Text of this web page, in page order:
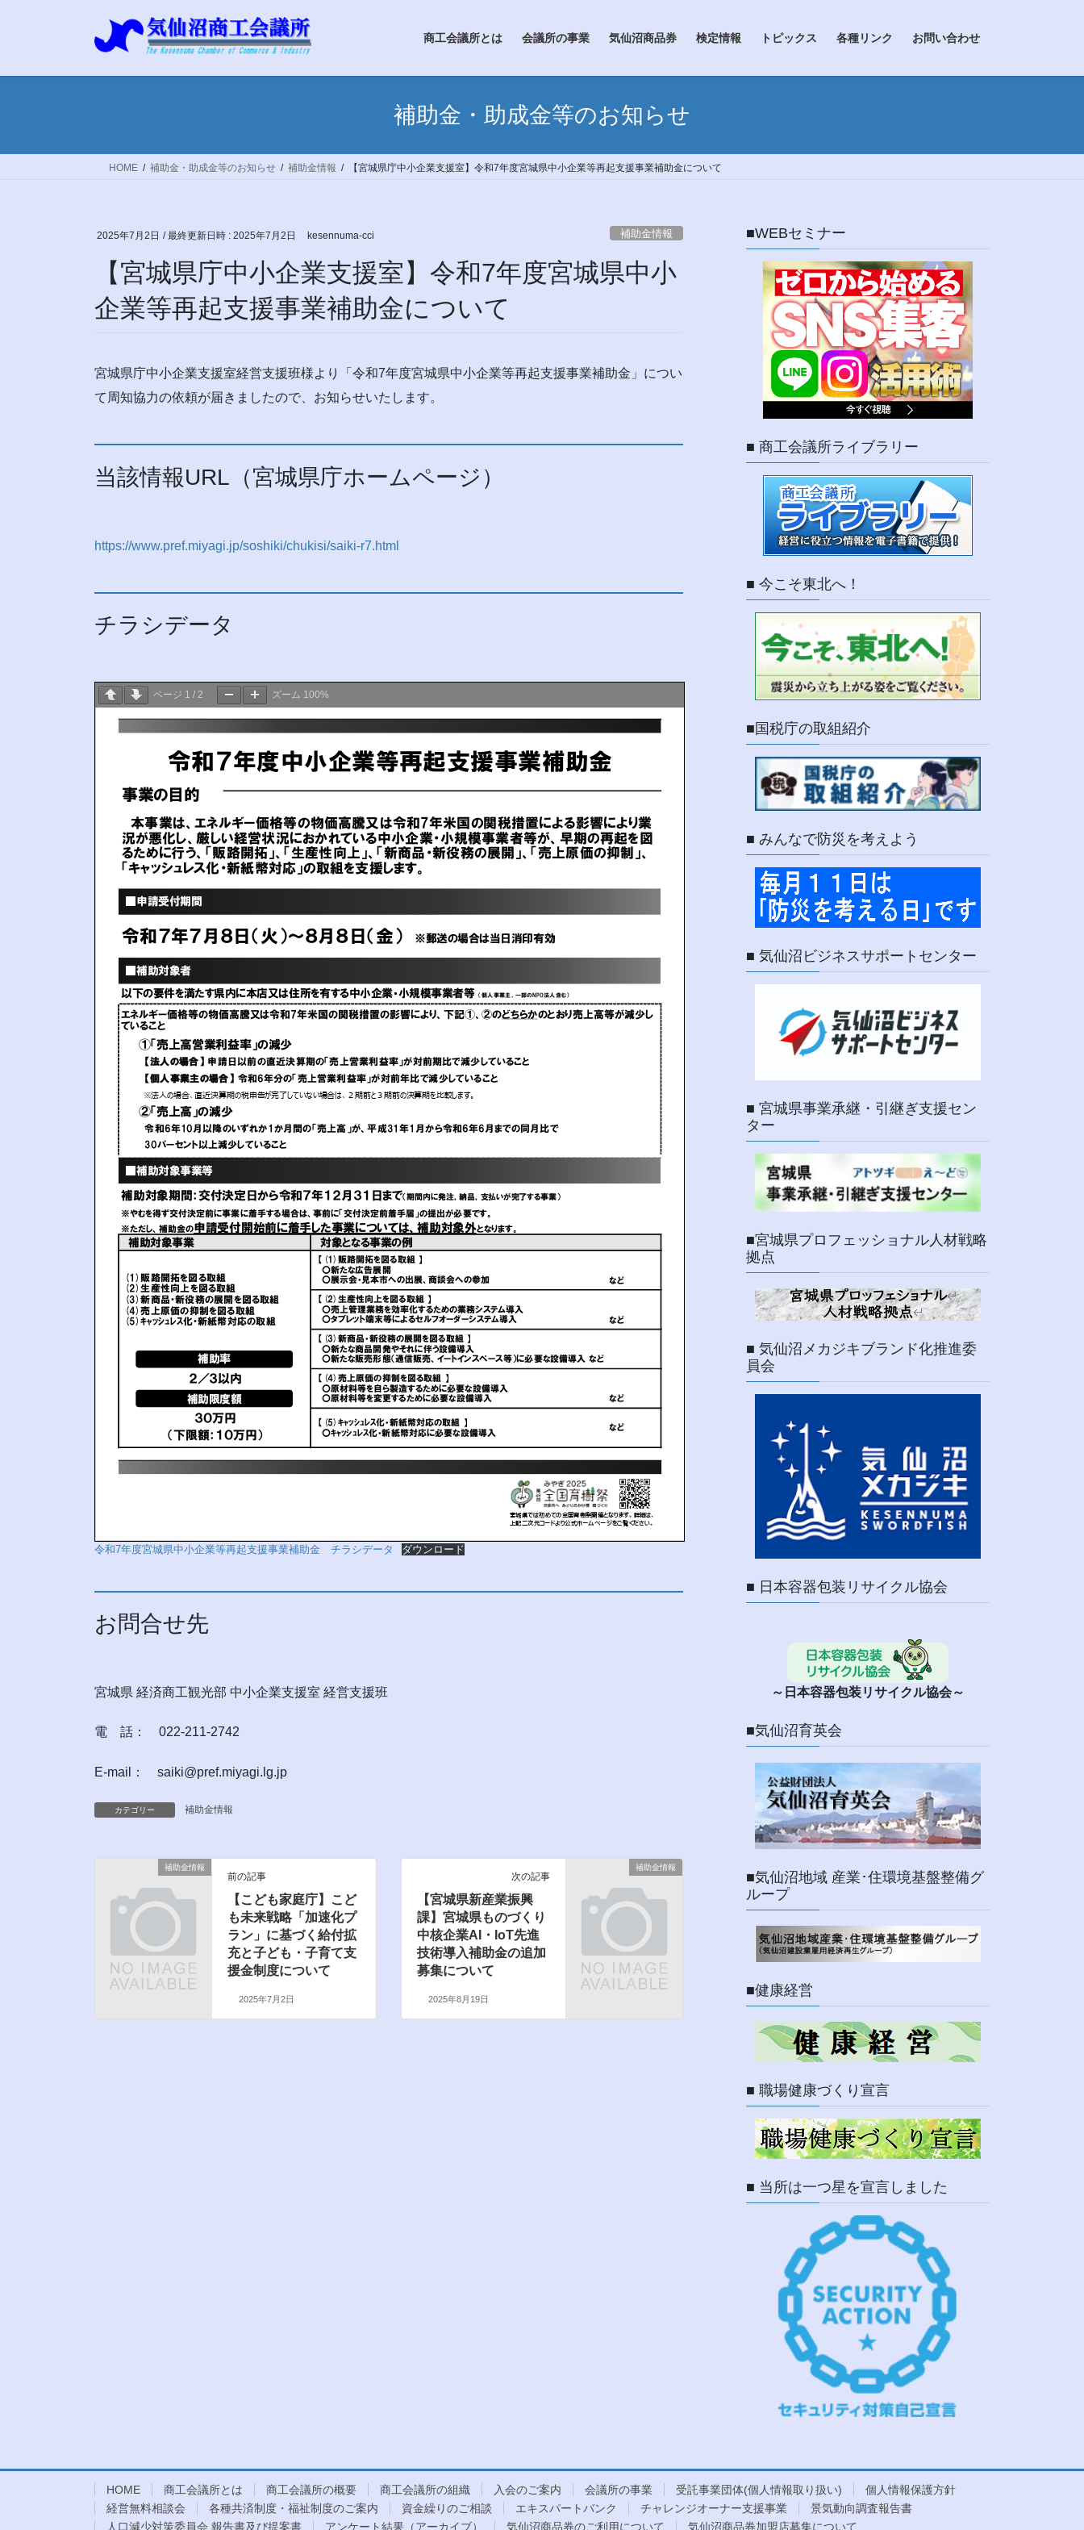
商工会議所とは 会議所の事業 気仙沼商品券 検定情報 トピックス 各種リンク お問い合わせ
補助金・助成金等のお知らせ
HOME 補助金・助成金等のお知らせ 補助金情報 【宮城県庁中小企業支援室】令和7年度宮城県中小企業等再起支援事業補助金について
2025年7月2日 / 最終更新日時 : 2025年7月2日 kesennuma-cci 補助金情報
【宮城県庁中小企業支援室】令和7年度宮城県中小
企業等再起支援事業補助金について
宮城県庁中小企業支援室経営支援班様より「令和7年度宮城県中小企業等再起支援事業補助金」につい
て周知協力の依頼が届きましたので、お知らせいたします。
当該情報URL（宮城県庁ホームページ）
https://www.pref.miyagi.jp/soshiki/chukisi/saiki-r7.html
チラシデータ
ページ 1 / 2 ズーム 100%
令和7年度宮城県中小企業等再起支援事業補助金 チラシデータ ダウンロード
お問合せ先
宮城県 経済商工観光部 中小企業支援室 経営支援班
電 話： 022-211-2742
E-mail： saiki@pref.miyagi.lg.jp
カテゴリー 補助金情報
補助金情報
前の記事
【こども家庭庁】こど
も未来戦略「加速化プ
ラン」に基づく給付拡
充と子ども・子育て支
援金制度について
2025年7月2日
補助金情報
次の記事
【宮城県新産業振興
課】宮城県ものづくり
中核企業AI・IoT先進
技術導入補助金の追加
募集について
2025年8月19日
■WEBセミナー
■ 商工会議所ライブラリー
■ 今こそ東北へ！
■国税庁の取組紹介
■ みんなで防災を考えよう
■ 気仙沼ビジネスサポートセンター
■ 宮城県事業承継・引継ぎ支援セン
ター
■宮城県プロフェッショナル人材戦略
拠点
■ 気仙沼メカジキブランド化推進委
員会
■ 日本容器包装リサイクル協会
～日本容器包装リサイクル協会～
■気仙沼育英会
■気仙沼地域 産業･住環境基盤整備グ
ループ
■健康経営
■ 職場健康づくり宣言
■ 当所は一つ星を宣言しました
HOME 商工会議所とは 商工会議所の概要 商工会議所の組織 入会のご案内 会議所の事業 受託事業団体(個人情報取り扱い)
個人情報保護方針
経営無料相談会
各種共済制度・福祉制度のご案内 資金繰りのご相談 エキスパートバンク チャレンジオーナー支援事業
景気動向調査報告書
人口減少対策委員会 報告書及び提案書
アンケート結果（アーカイブ） 気仙沼商品券のご利用について 気仙沼商品券加盟店募集について